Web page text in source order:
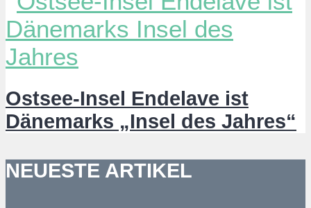
Ostsee-Insel Endelave ist
Dänemarks „Insel des Jahres“
NEUESTE ARTIKEL